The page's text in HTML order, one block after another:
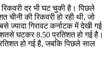
दर भी घट चुकी है। पिछले
की रिकवरी हो रही थी, जो
गिरावट कर्नाटक में देखी गई
घटकर 8.50 प्रतिशत हो गई है।
हो गई है, जबकि पिछले साल